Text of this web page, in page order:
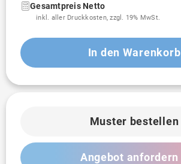
Gesamtpreis Netto
inkl. aller Druckkosten, zzgl. 19% MwSt.
In den Warenkorb
Muster bestellen
Angebot anfordern